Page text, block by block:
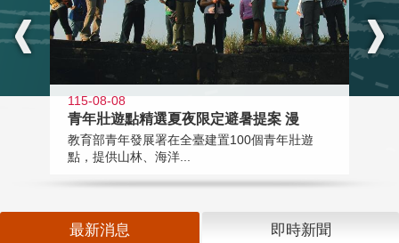
115-08-08
青年壯遊點精選夏夜限定避暑提案 漫
教育部青年發展署在全臺建置100個青年壯遊
點，提供山林、海洋...
最新消息 即時新聞